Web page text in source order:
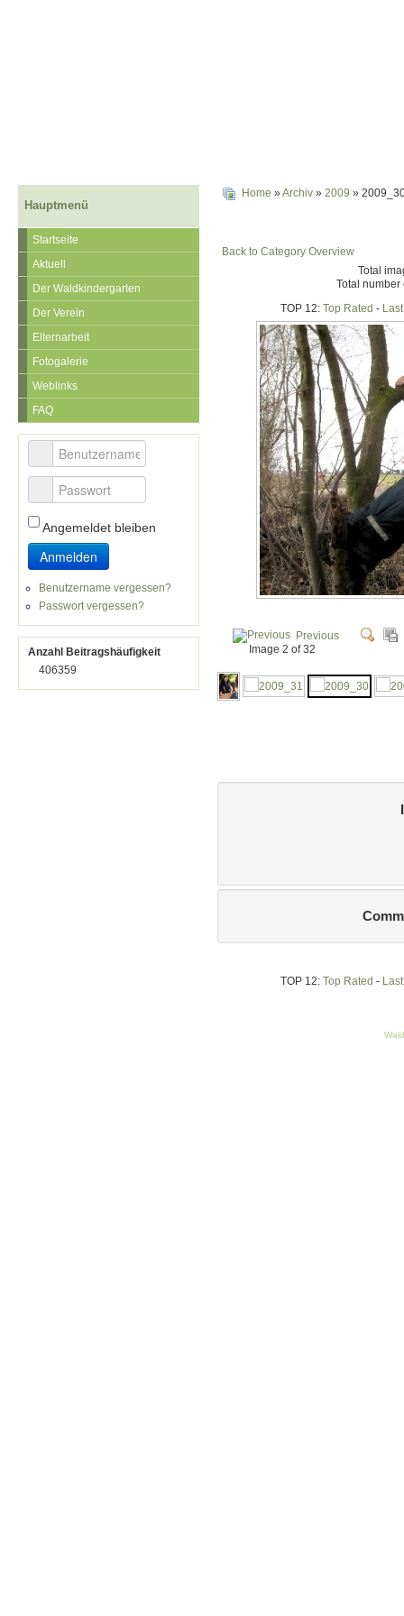
Hauptmenü
Startseite
Aktuell
Der Waldkindergarten
Der Verein
Elternarbeit
Fotogalerie
Weblinks
FAQ
Benutzername
Passwort
Angemeldet bleiben
Anmelden
Benutzername vergessen?
Passwort vergessen?
Anzahl Beitragshäufigkeit
406359
Home »Archiv» 2009 »
Back to Category Overview
Total
Total
TOP 12:Top Rated -
Previous
Image 2 of 32
There are no comments
TOP 12:Top Rated -